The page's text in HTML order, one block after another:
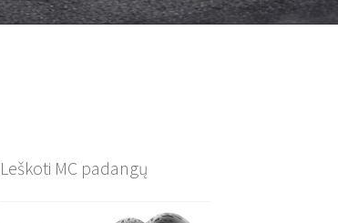
Leškoti MC padangų